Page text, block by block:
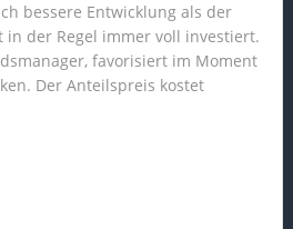
bessere Entwicklung als der
in der Regel immer voll investiert.
favorisiert im Moment
Der Anteilspreis kostet